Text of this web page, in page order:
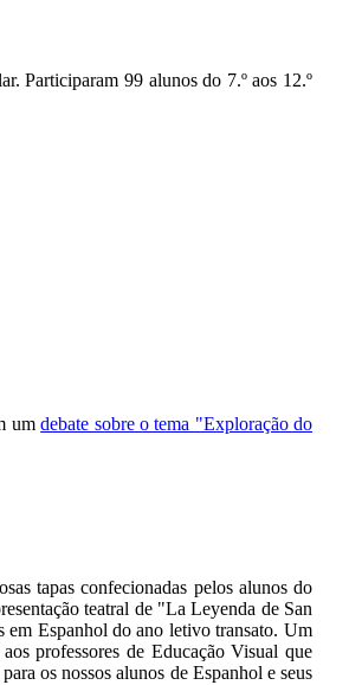
Participaram 99 alunos do 7.º aos 12.º
umdebate sobre o tema "Exploração do
tapas confecionadas pelos alunos do
teatral de "La Leyenda de San
Espanhol do ano letivo transato. Um
professores de Educação Visual que
os nossos alunos de Espanhol e seus